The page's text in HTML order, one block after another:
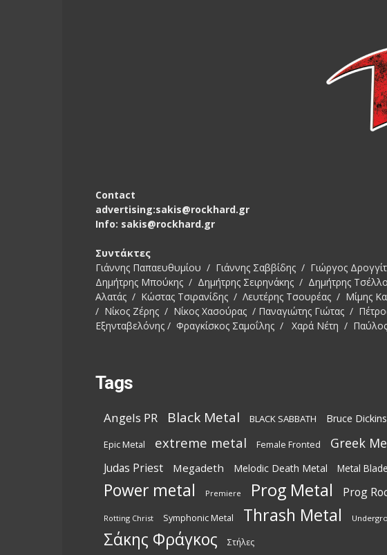
Contact
advertising:sakis@rockhard.gr
Info: sakis@rockhard.gr
Συντάκτες
Γιάννης Παπαευθυμίου / Γιάννης Σαββίδης / Γιώργος
Δημήτρης Μπούκης / Δημήτρης Σειρηνάκης / Δημήτρης
Αλατάς / Κώστας Τσιρανίδης / Λευτέρης Τσουρέας / Μίμης
/ Νίκος Ζέρης / Νίκος Χασούρας / Παναγιώτης Γιώτας /
Εξηνταβελόνης / Φραγκίσκος Σαμοΐλης / Χαρά Νέτη /
Tags
Angels PR Black Metal BLACK SABBATH Bruce
Epic Metal extreme metal Female Fronted Greek
Judas Priest Megadeth Melodic Death Metal Metal Blade
Power metal Premiere Prog Metal Prog
Rotting Christ Symphonic Metal Thrash Metal
Σάκης Φράγκος Στήλες